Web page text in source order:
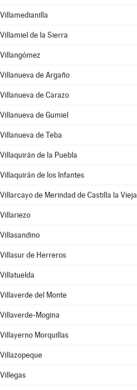
Villamedianilla
Villamiel de la Sierra
Villangómez
Villanueva de Argaño
Villanueva de Carazo
Villanueva de Gumiel
Villanueva de Teba
Villaquirán de la Puebla
Villaquirán de los Infantes
Villarcayo de Merindad de Castilla la Vieja
Villariezo
Villasandino
Villasur de Herreros
Villatuelda
Villaverde del Monte
Villaverde-Mogina
Villayerno Morquillas
Villazopeque
Villegas